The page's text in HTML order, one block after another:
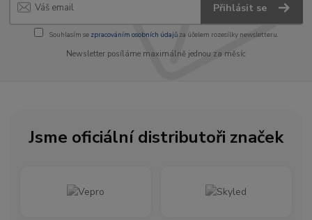
Přihlásit se
Souhlasím se zpracováním osobních údajůza účelem rozesílky newsletteru.
Newsletter posíláme maximálně jednou za měsíc
Jsme oficiální distributoři značek